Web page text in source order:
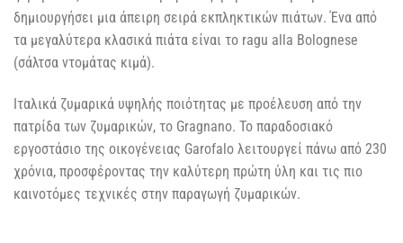
δημιουργήσει μια άπειρη σειρά εκπληκτικών πιάτων. Ένα από
τα μεγαλύτερα κλασικά πιάτα είναι το ragu alla Bolognese
(σάλτσα ντομάτας κιμά).
Ιταλικά ζυμαρικά υψηλής ποιότητας με προέλευση από την
πατρίδα των ζυμαρικών, το Gragnano. Το παραδοσιακό
εργοστάσιο της οικογένειας Garofalo λειτουργεί πάνω από 230
χρόνια, προσφέροντας την καλύτερη πρώτη ύλη και τις πιο
καινοτόμες τεχνικές στην παραγωγή ζυμαρικών.